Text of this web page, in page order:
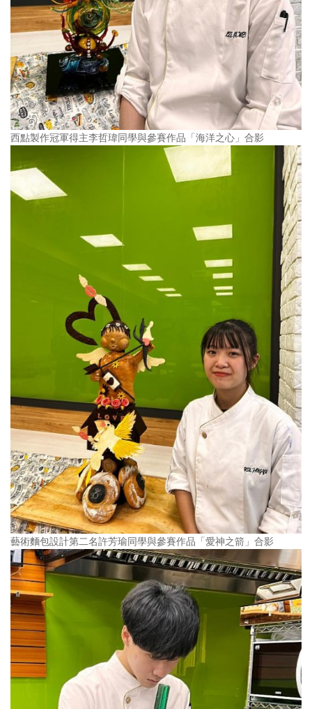
西點製作冠軍得主李哲瑋同學與參賽作品「海洋之心」合影
藝術麵包設計第二名許芳瑜同學與參賽作品「愛神之箭」合影